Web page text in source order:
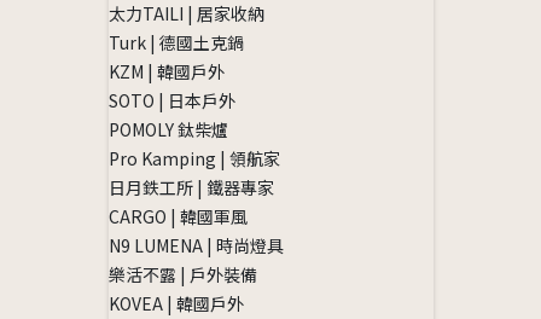
太力TAILI | 居家收納
Turk | 德國土克鍋
KZM | 韓國戶外
SOTO | 日本戶外
POMOLY 鈦柴爐
Pro Kamping | 領航家
日月鉄工所 | 鐵器專家
CARGO | 韓國軍風
N9 LUMENA | 時尚燈具
樂活不露 | 戶外裝備
KOVEA | 韓國戶外